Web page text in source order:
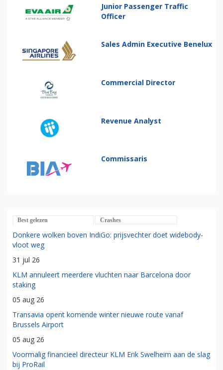
Junior Passenger Traffic
Officer
Sales Admin Executive Benelux
Commercial Director
Revenue Analyst
Commissaris
Best gelezen Crashes
Donkere wolken boven IndiGo: prijsvechter doet widebody-
vloot weg
31 jul 26
KLM annuleert meerdere vluchten naar Barcelona door
staking
05 aug 26
Transavia opent komende winter nieuwe route vanaf
Brussels Airport
05 aug 26
Voormalig financieel directeur KLM Erik Swelheim aan de slag
bij ProRail